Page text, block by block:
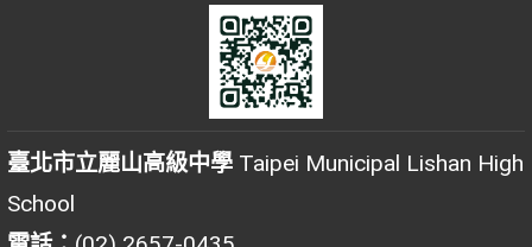
臺北市立麗山高級中學 Taipei Municipal Lishan High
School